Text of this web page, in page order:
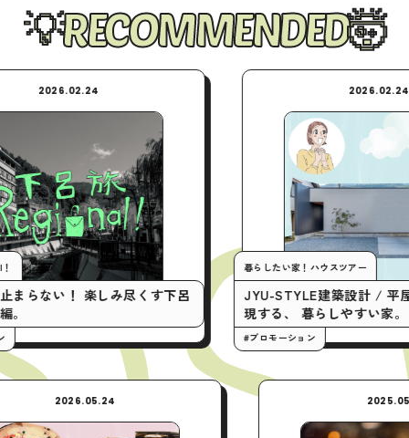
RECOMMENDED
楽しみ尽くす下呂
暮らしたい家！ハウスツアー
JYU-STYLE建築設計 / 平屋の間取り
現する、 暮らしやすい家。
#プロモーション
2026.05.24